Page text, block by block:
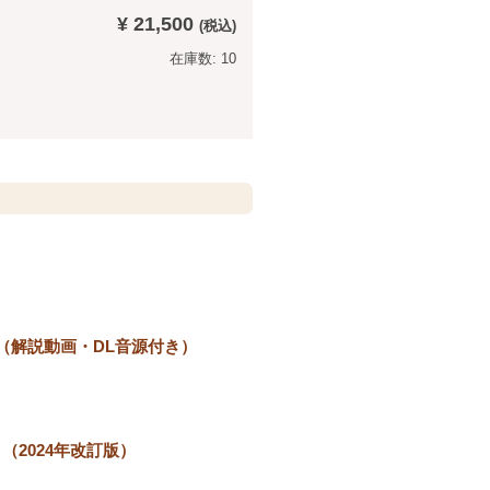
¥ 21,500
在庫数: 10
説動画・DL音源付き）
2024年改訂版）